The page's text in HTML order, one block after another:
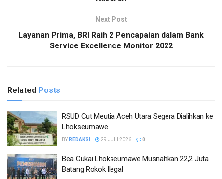
Next Post
Layanan Prima, BRI Raih 2 Pencapaian dalam Bank
Service Excellence Monitor 2022
Related Posts
RSUD Cut Meutia Aceh Utara Segera Dialihkan ke
Lhokseumawe
BY REDAKSI 29 JULI 2026 0
Bea Cukai Lhokseumawe Musnahkan 22,2 Juta
Batang Rokok Ilegal